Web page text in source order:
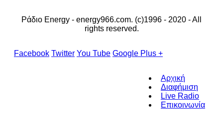
Ράδιο Energy - energy966.com. (c)1996 - 2020 - All
rights reserved.
Facebook Twitter You Tube Google Plus +
Αρχική
Διαφήμιση
Live Radio
Επικοινωνία